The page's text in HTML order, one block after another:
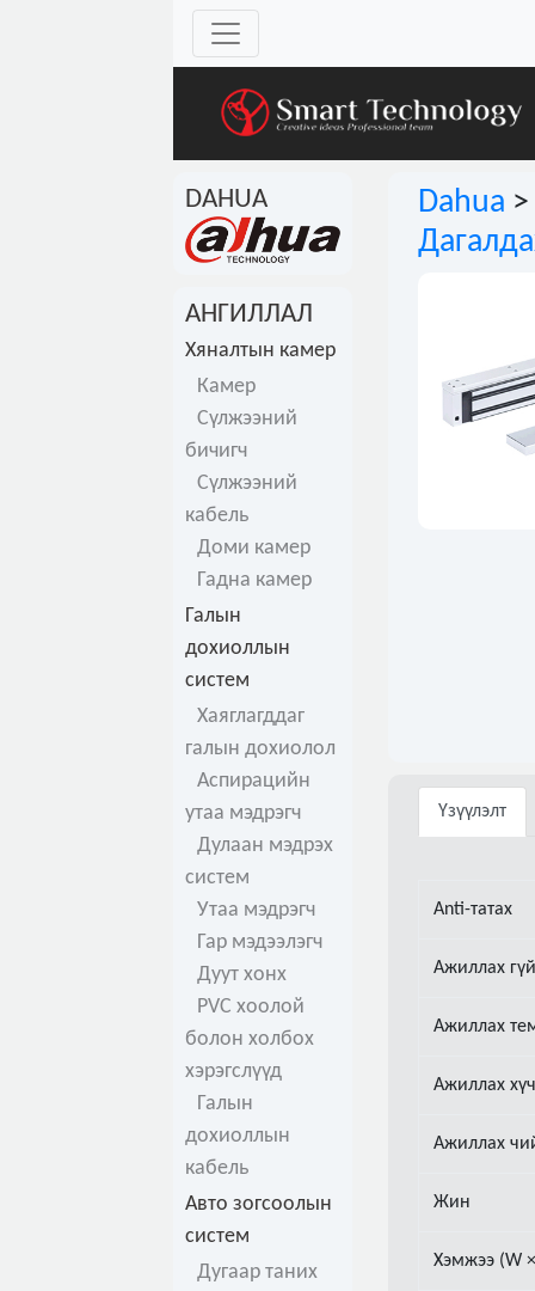
DAHUA
АНГИЛЛАЛ
Хяналтын камер
Камер
Сүлжээний
бичигч
Сүлжээний
кабель
Доми камер
Гадна камер
Галын
дохиоллын
систем
Хаяглагддаг
галын дохиолол
Аспирацийн
утаа мэдрэгч
Дулаан мэдрэх
систем
Утаа мэдрэгч
Гар мэдээлэгч
Дуут хонх
PVC хоолой
болон холбох
хэрэгслүүд
Галын
дохиоллын
кабель
Авто зогсоолын
систем
Дугаар таних
Dahua >
Үзүүлэлт
Anti-татах
Ажиллах
Ажиллах
Ажиллах
Ажиллах
Жин
Хэмжээ (W